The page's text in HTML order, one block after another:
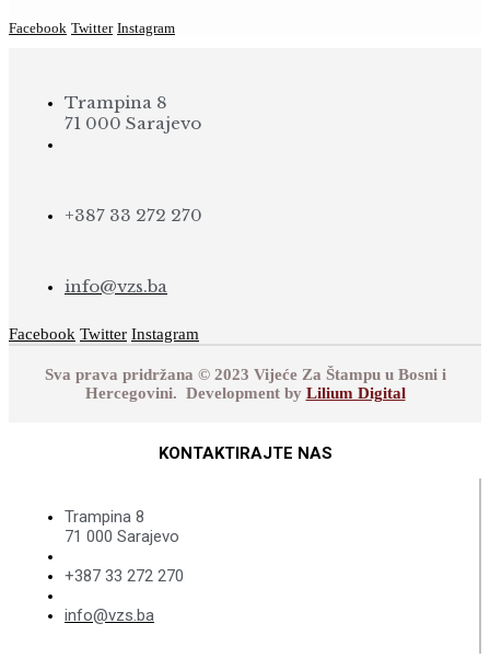
Facebook Twitter Instagram
Trampina 8
71 000 Sarajevo
+387 33 272 270
info@vzs.ba
Facebook Twitter Instagram
Sva prava pridržana © 2023 Vijeće Za Štampu u Bosni i
Hercegovini. Development by Lilium Digital
KONTAKTIRAJTE NAS
Trampina 8
71 000 Sarajevo
+387 33 272 270
info@vzs.ba